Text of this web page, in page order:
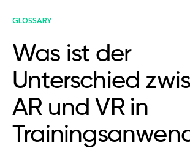
GLOSSARY
Was ist der
Unterschied
AR und VR in